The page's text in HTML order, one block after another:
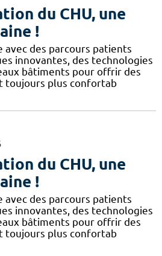
du CHU, une
!
avec des parcours patients
innovantes, des technologies
bâtiments pour offrir des
toujours plus confortab
du CHU, une
!
avec des parcours patients
innovantes, des technologies
bâtiments pour offrir des
toujours plus confortab